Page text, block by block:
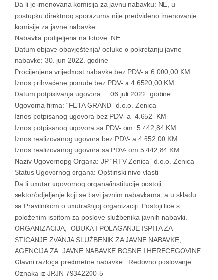
Da li je imenovana komisija za javnu nabavku: NE, u
postupku direktnog sporazuma nije predviđeno imenovanje
komisije za javne nabavke
Nabavka podijeljena na lotove: NE
Datum objave obavještenja/ odluke o pokretanju javne
nabavke: 30. jun 2022. godine
Procijenjena vrijednost nabavke bez PDV- a 6.000,00 KM
Iznos prihvaćene ponude bez PDV- a 4.6520,00 KM
Datum potpisivanja ugovora: 06.juli 2022. godine.
Ugovorna firma: “FETA GRAND” d.o.o. Zenica
Iznos potpisanog ugovora bez PDV- a 4.652 KM
Iznos potpisanog ugovora sa PDV- om 5.442,84 KM
Iznos realizovanog ugovora bez PDV- a 4.652,00 KM
Iznos realizovanog ugovora sa PDV- om 5.442,84 KM
Naziv Ugovornopg Organa: JP “RTV Zenica” d.o.o. Zenica
Status Ugovornog organa: Opštinski nivo vlasti
Da li unutar ugovornog organa/institucije postoji
sektor/odjeljenje koji se bavi javnim nabavkama, a u skladu
sa Pravilnikom o unutrašnjoj organizaciji: Postoji lice s
položenim ispitom za poslove službenika javnih nabavki.
ORGANIZACIJA, OBUKA I POLAGANJE ISPITA ZA
STICANJE ZVANJA SLUŽBENIK ZA JAVNE NABAVKE,
AGENCIJA ZA JAVNE NABAVKE BOSNE I HERECEGOVINE.
Glavni razloga predmetne nabavke: Redovno poslovanje
Oznaka iz JRJN 79342200-5